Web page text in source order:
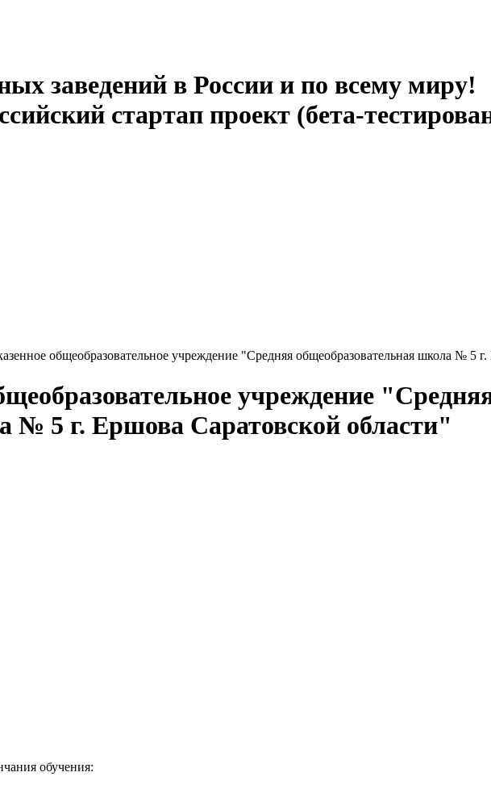
заведений в России и по всему миру!
стартап проект (бета-
общеобразовательное учреждение "Средняя общеобразовательная школа № 5
учреждение
№ 5 г. Ершова Саратовской области"
обучения: